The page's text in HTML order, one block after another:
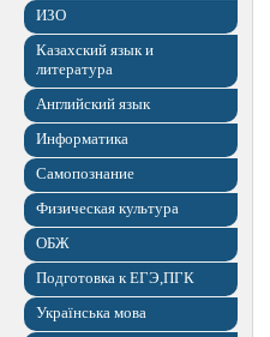
ИЗО
Казахский язык и
литература
Английский язык
Информатика
Самопознание
Физическая культура
ОБЖ
Подготовка к ЕГЭ,ПГК
Українська мова